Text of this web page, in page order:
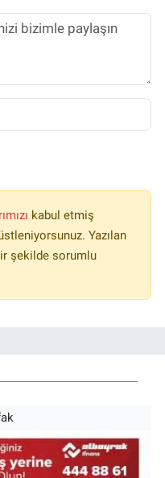
kabul etmiş
Yazılan
şekilde sorumlu